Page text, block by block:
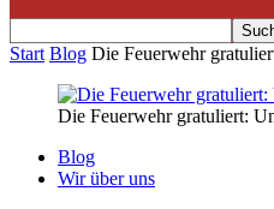
Start Blog Die Feuerwehr
Die Feuerwehr gratuliert:
Blog
Wir über uns